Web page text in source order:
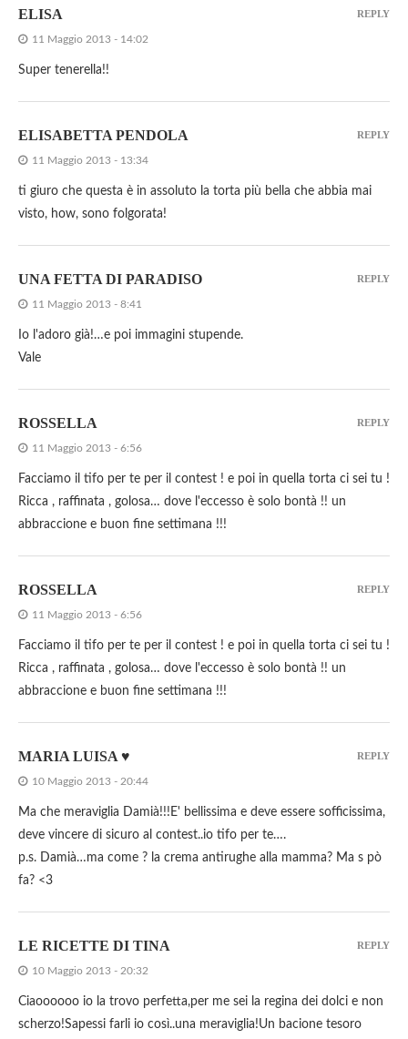
ELISA
11 Maggio 2013 - 14:02
Super tenerella!!
REPLY
ELISABETTA PENDOLA
11 Maggio 2013 - 13:34
ti giuro che questa è in assoluto la torta più bella che abbia mai
visto, how, sono folgorata!
REPLY
UNA FETTA DI PARADISO
11 Maggio 2013 - 8:41
Io l'adoro già!…e poi immagini stupende.
Vale
REPLY
ROSSELLA
11 Maggio 2013 - 6:56
Facciamo il tifo per te per il contest ! e poi in quella torta ci sei tu !
Ricca , raffinata , golosa… dove l'eccesso è solo bontà !! un
abbraccione e buon fine settimana !!!
REPLY
ROSSELLA
11 Maggio 2013 - 6:56
Facciamo il tifo per te per il contest ! e poi in quella torta ci sei tu !
Ricca , raffinata , golosa… dove l'eccesso è solo bontà !! un
abbraccione e buon fine settimana !!!
REPLY
MARIA LUISA ♥
10 Maggio 2013 - 20:44
Ma che meraviglia Damià!!!E' bellissima e deve essere sofficissima,
deve vincere di sicuro al contest..io tifo per te….
p.s. Damià…ma come ? la crema antirughe alla mamma? Ma s pò
fa? <3
REPLY
LE RICETTE DI TINA
10 Maggio 2013 - 20:32
Ciaoooooo io la trovo perfetta,per me sei la regina dei dolci e non
scherzo!Sapessi farli io così..una meraviglia!Un bacione tesoro
REPLY